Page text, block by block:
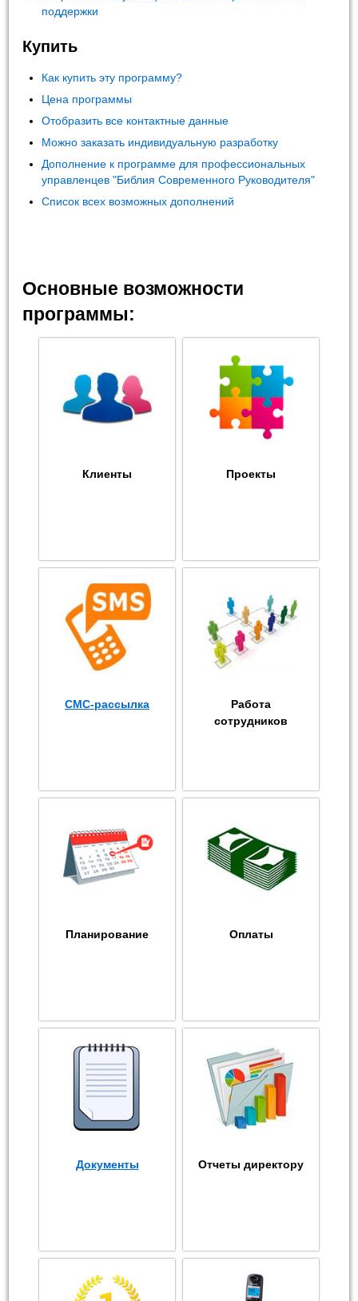
поддержки
Купить
Как купить эту программу?
Цена программы
Отобразить все контактные данные
Можно заказать индивидуальную разработку
Дополнение к программе для профессиональных
управленцев "Библия Современного Руководителя"
Список всех возможных дополнений
Основные возможности
программы:
Клиенты Проекты
СМС-рассылка
Работа
сотрудников
Планирование Оплаты
Документы Отчеты директору